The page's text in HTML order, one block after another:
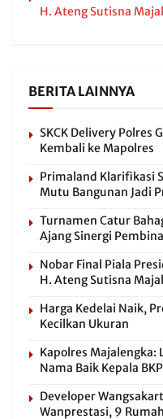
H. Ateng Sutisna
BERITA LAINNYA
SKCK Delivery Polres
Kembali ke Mapolres
Primaland Klarifikasi
Mutu Bangunan Jadi
Turnamen Catur
Ajang Sinergi
Nobar Final Piala
H. Ateng Sutisna
Harga Kedelai Naik,
Kecilkan Ukuran
Kapolres Majalengka:
Nama Baik Kepala
Developer
Wanprestasi, 9